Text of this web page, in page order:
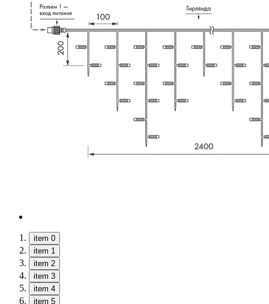
item 0
item 1
item 2
item 3
item 4
item 5